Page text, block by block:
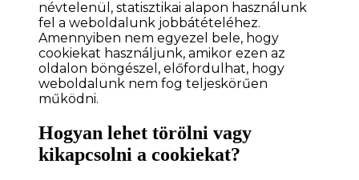
névtelenül, statisztikai alapon használunk
fel a weboldalunk jobbátételéhez.
Amennyiben nem egyezel bele, hogy
cookiekat használjunk, amikor ezen az
oldalon böngészel, előfordulhat, hogy
weboldalunk nem fog teljeskörűen
működni.
Hogyan lehet törölni vagy
kikapcsolni a cookiekat?